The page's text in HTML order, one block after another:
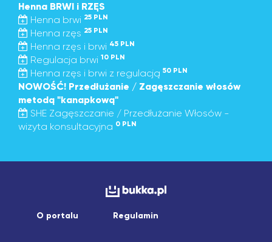
Henna BRWI i RZĘS
Henna brwi 25 PLN
Henna rzęs 25 PLN
Henna rzęs i brwi 45 PLN
Regulacja brwi 10 PLN
Henna rzęs i brwi z regulacją 50 PLN
NOWOŚĆ! Przedłużanie / Zagęszczanie włosów
metodą "kanapkową"
SHE Zagęszczanie / Przedłużanie Włosów -
wizyta konsultacyjna 0 PLN
O portalu Regulamin